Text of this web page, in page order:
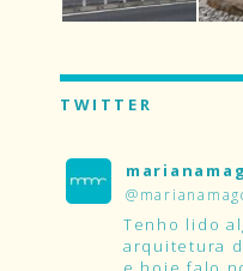
TWITTER
Tenho lido
arquitetura